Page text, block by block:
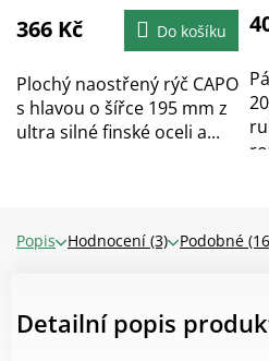
5,0
z
366 Kč Do košíku
Plochý naostřený rýč CAPO
s hlavou o šířce 195 mm z
ultra silné finské oceli a...
Popis Podobné
Hodnocení (3)
Detailní popis